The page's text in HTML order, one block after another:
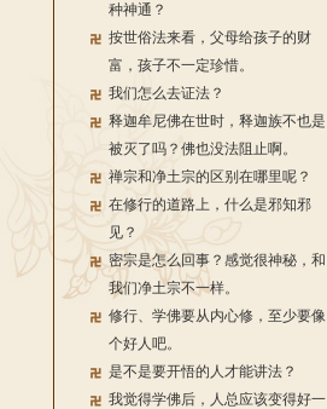
种神通？
按世俗法来看，父母给孩子的财
富，孩子不一定珍惜。
我们怎么去证法？
释迦牟尼佛在世时，释迦族不也是
被灭了吗？佛也没法阻止啊。
禅宗和净土宗的区别在哪里呢？
在修行的道路上，什么是邪知邪
见？
密宗是怎么回事？感觉很神秘，和
我们净土宗不一样。
修行、学佛要从内心修，至少要像
个好人吧。
是不是要开悟的人才能讲法？
我觉得学佛后，人总应该变得好一